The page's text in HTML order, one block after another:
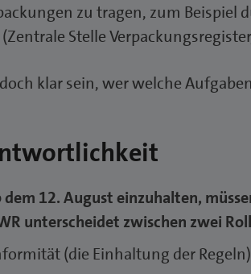
zu tragen, zum Beispiel
Stelle
klar sein, wer welche
12. August einzuhalten,
unterscheidet zwischen zwei
(die Einhaltung der